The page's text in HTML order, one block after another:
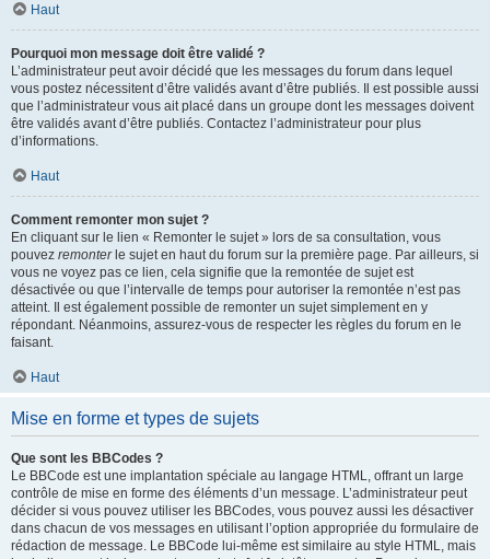
Haut
Pourquoi mon message doit être validé ?
L’administrateur peut avoir décidé que les messages du forum dans lequel
vous postez nécessitent d’être validés avant d’être publiés. Il est possible aussi
que l’administrateur vous ait placé dans un groupe dont les messages doivent
être validés avant d’être publiés. Contactez l’administrateur pour plus
d’informations.
Haut
Comment remonter mon sujet ?
En cliquant sur le lien « Remonter le sujet » lors de sa consultation, vous
pouvez remonterle sujet en haut du forum sur la première page. Par ailleurs, si
vous ne voyez pas ce lien, cela signifie que la remontée de sujet est
désactivée ou que l’intervalle de temps pour autoriser la remontée n’est pas
atteint. Il est également possible de remonter un sujet simplement en y
répondant. Néanmoins, assurez-vous de respecter les règles du forum en le
faisant.
Haut
Mise en forme et types de sujets
Que sont les BBCodes ?
Le BBCode est une implantation spéciale au langage HTML, offrant un large
contrôle de mise en forme des éléments d’un message. L’administrateur peut
décider si vous pouvez utiliser les BBCodes, vous pouvez aussi les désactiver
dans chacun de vos messages en utilisant l’option appropriée du formulaire de
rédaction de message. Le BBCode lui-même est similaire au style HTML, mais